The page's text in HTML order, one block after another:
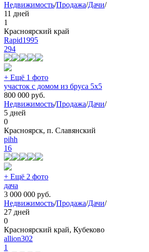
Недвижимость/Продажа/Дачи/
11 дней
1
Красноярский край
Rapid1995
294
+ Ещё 1 фото
участок с домом из бруса 5х5
800 000 руб.
Недвижимость/Продажа/Дачи/
5 дней
0
Красноярск, п. Славянский
pihh
16
+ Ещё 2 фото
дача
3 000 000 руб.
Недвижимость/Продажа/Дачи/
27 дней
0
Красноярский край, Кубеково
allion302
1